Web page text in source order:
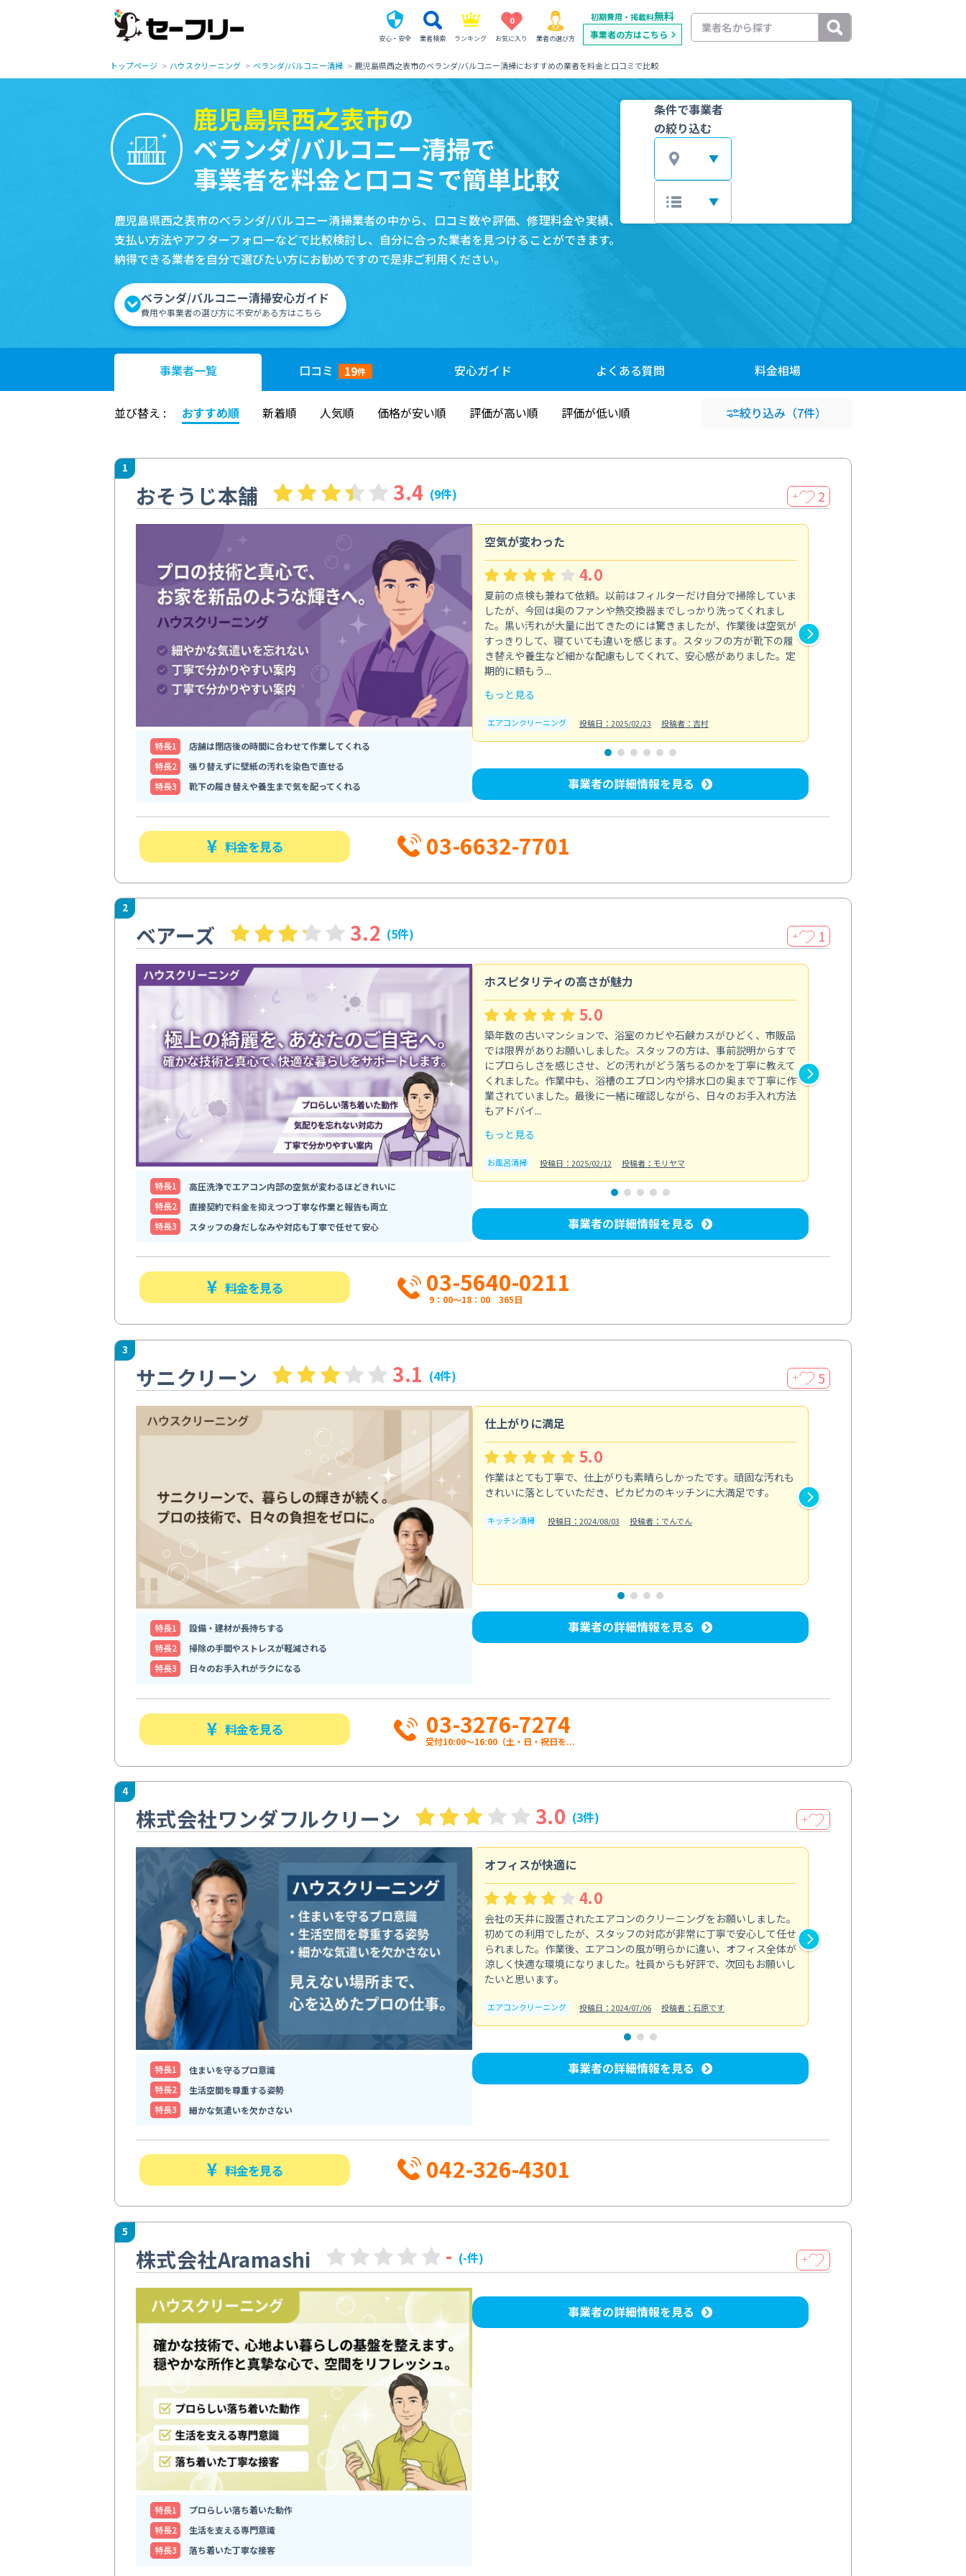
安心・安全 業者検索 ランキング
0
お気に入り 業者の選び方
初期費用・掲載料無料
事業者の方はこちら
トップページ ハウスクリーニング ベランダ/バルコニー清掃 鹿児島県西之表市のベランダ/バルコニー清掃におすすめの業者を料金と口コミで比較
鹿児島県西之表市の
ベランダ/バルコニー清掃で
事業者を料金と口コミで簡単比較
鹿児島県西之表市のベランダ/バルコニー清掃業者の中から、口コミ数や評価、修理料金や実績、
支払い方法やアフターフォローなどで比較検討し、自分に合った業者を見つけることができます。
納得できる業者を自分で選びたい方にお勧めですので是非ご利用ください。
ベランダ/バルコニー清掃安心ガイド
費用や事業者の選び方に不安がある方はこちら
条件で事業者
の絞り込む
事業者一覧 口コミ 19件 安心ガイド よくある質問 料金相場
並び替え : おすすめ順 新着順 人気順 価格が安い順 評価が高い順 評価が低い順 絞り込み （7件）
1
おそうじ本舗 3.4 (9件) ＋ 2
特⻑1
店舗は閉店後の時間に合わせて作業してくれる
特⻑2
張り替えずに壁紙の汚れを染色で直せる
特⻑3
靴下の履き替えや養生まで気を配ってくれる
空気が変わった
4.0
夏前の点検も兼ねて依頼。以前はフィルターだけ自分で掃除していま
したが、今回は奥のファンや熱交換器までしっかり洗ってくれまし
た。黒い汚れが大量に出てきたのには驚きましたが、作業後は空気が
すっきりして、寝ていても違いを感じます。スタッフの方が靴下の履
き替えや養生など細かな配慮もしてくれて、安心感がありました。定
期的に頼もう...
もっと見る
エアコンクリーニング 投稿日：2025/02/23 投稿者：吉村
事業者の詳細情報を見る
料金を見る 03-6632-7701
2
ベアーズ 3.2 (5件) ＋ 1
特⻑1
高圧洗浄でエアコン内部の空気が変わるほどきれいに
特⻑2
直接契約で料金を抑えつつ丁寧な作業と報告も両立
特⻑3
スタッフの身だしなみや対応も丁寧で任せて安心
ホスピタリティの高さが魅力
5.0
築年数の古いマンションで、浴室のカビや石鹸カスがひどく、市販品
では限界がありお願いしました。スタッフの方は、事前説明からすで
にプロらしさを感じさせ、どの汚れがどう落ちるのかを丁寧に教えて
くれました。作業中も、浴槽のエプロン内や排水口の奥まで丁寧に作
業されていました。最後に一緒に確認しながら、日々のお手入れ方法
もアドバイ...
もっと見る
お風呂清掃 投稿日：2025/02/12 投稿者：モリヤマ
事業者の詳細情報を見る
料金を見る 03-5640-0211
9：00～18：00 365日
3
サニクリーン 3.1 (4件) ＋ 5
特⻑1
設備・建材が長持ちする
特⻑2
掃除の手間やストレスが軽減される
特⻑3
日々のお手入れがラクになる
仕上がりに満足
5.0
作業はとても丁寧で、仕上がりも素晴らしかったです。頑固な汚れも
きれいに落としていただき、ピカピカのキッチンに大満足です。
キッチン清掃 投稿日：2024/08/03 投稿者：でんでん
事業者の詳細情報を見る
料金を見る 03-3276-7274
受付10:00〜16:00（土・日・祝日を...
4
株式会社ワンダフルクリーン 3.0 (3件) ＋
特⻑1
住まいを守るプロ意識
特⻑2
生活空間を尊重する姿勢
特⻑3
細かな気遣いを欠かさない
オフィスが快適に
4.0
会社の天井に設置されたエアコンのクリーニングをお願いしました。
初めての利用でしたが、スタッフの対応が非常に丁寧で安心して任せ
られました。作業後、エアコンの風が明らかに違い、オフィス全体が
涼しく快適な環境になりました。社員からも好評で、次回もお願いし
たいと思います。
エアコンクリーニング 投稿日：2024/07/06 投稿者：石原です
事業者の詳細情報を見る
料金を見る 042-326-4301
5
株式会社Aramashi - (-件) ＋
特⻑1
プロらしい落ち着いた動作
特⻑2
生活を支える専門意識
特⻑3
落ち着いた丁寧な接客
事業者の詳細情報を見る